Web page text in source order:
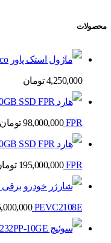
محصولات
4,250,000 تومان
FPR
98,000,000 تومان
FPR
195,000,000
PEVC2108E